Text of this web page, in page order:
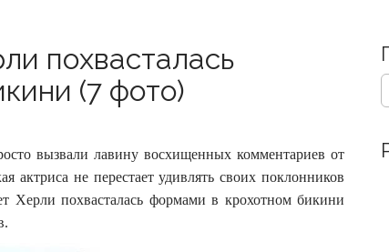
похвасталась
(7 фото)
вызвали лавину восхищенных комментариев от
актриса не перестает удивлять своих поклонников
Херли похвасталась формами в крохотном бикини
S
e
c